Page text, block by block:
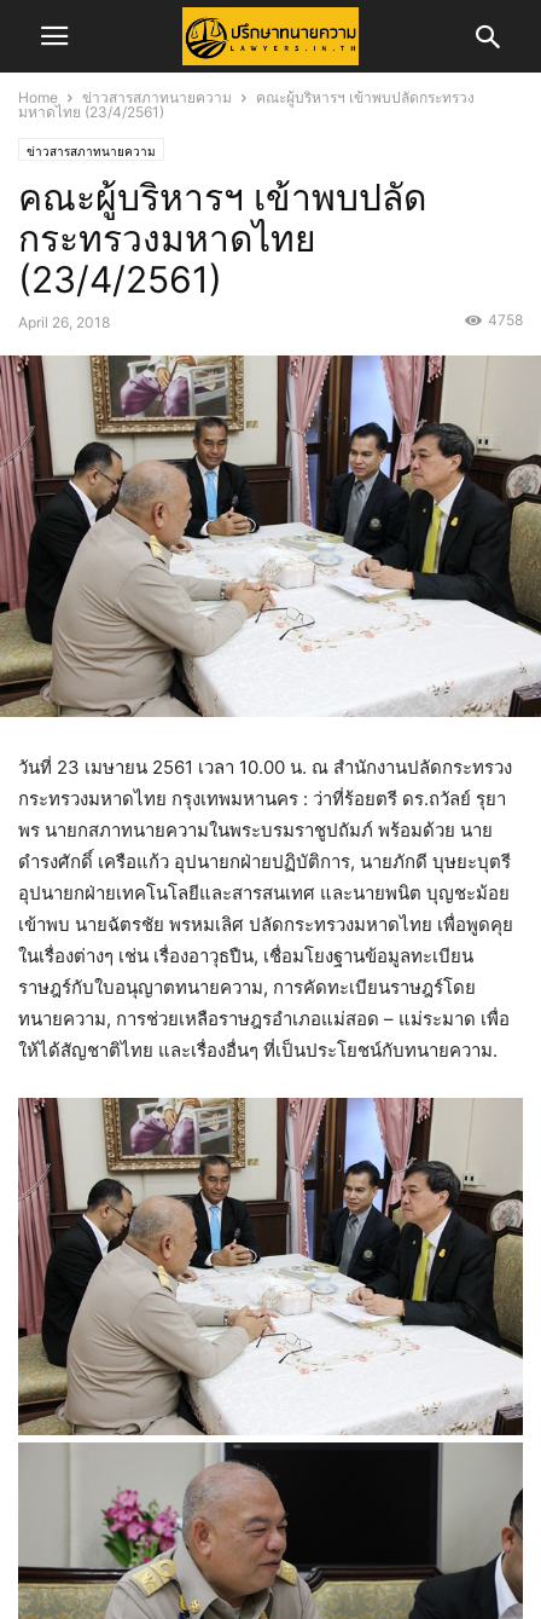
Home ข่าวสารสภาทนายความ
คณะผู้บริหารฯ เข้าพบปลัดกระทรวง
มหาดไทย (23/4/2561)
ข่าวสารสภาทนายความ
คณะผู้บริหารฯ เข้าพบปลัด
กระทรวงมหาดไทย
(23/4/2561)
April 26, 2018 4758
วันที่ 23 เมษายน 2561 เวลา 10.00 น. ณ สํานักงานปลัดกระทรวง
กระทรวงมหาดไทย กรุงเทพมหานคร : ว่าที่ร้อยตรี ดร.ถวัลย์ รุยา
พร นายกสภาทนายความในพระบรมราชูปถัมภ์ พร้อมด้วย นาย
ดำรงศักดิ์ เครือแก้ว อุปนายกฝ่ายปฏิบัติการ, นายภักดี บุษยะบุตรี
อุปนายกฝ่ายเทคโนโลยีและสารสนเทศ และนายพนิต บุญชะม้อย
เข้าพบ นายฉัตรชัย พรหมเลิศ ปลัดกระทรวงมหาดไทย เพื่อพูดคุย
ในเรื่องต่างๆ เช่น เรื่องอาวุธปืน, เชื่อมโยงฐานข้อมูลทะเบียน
ราษฎร์กับใบอนุญาตทนายความ, การคัดทะเบียนราษฎร์โดย
ทนายความ, การช่วยเหลือราษฎรอำเภอแม่สอด – แม่ระมาด เพื่อ
ให้ได้สัญชาติไทย และเรื่องอื่นๆ ที่เป็นประโยชน์กับทนายความ.